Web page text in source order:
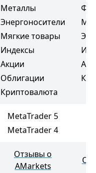
Металлы
Энергоносители
Мягкие товары
Индексы
Акции
Облигации
Криптовалюта
MetaTrader 5
MetaTrader 4
Отзывы о
AMarkets